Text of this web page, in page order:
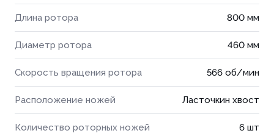
Длина ротора 800 мм
Диаметр ротора 460 мм
Скорость вращения ротора 566 об/мин
Расположение ножей Ласточкин хвост
Количество роторных ножей 6 шт